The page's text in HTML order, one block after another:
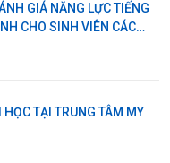
GIÁ NĂNG LỰC TIẾNG
CHO SINH VIÊN CÁC
HỌC TẠI TRUNG TÂM MY